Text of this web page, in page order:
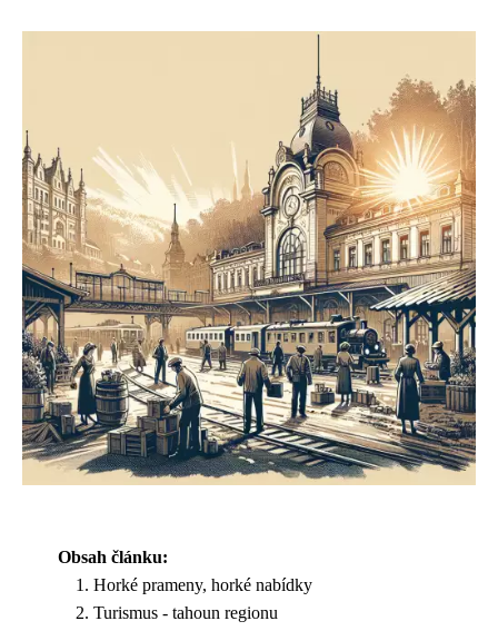
Obsah článku:
Horké prameny, horké nabídky
Turismus - tahoun regionu